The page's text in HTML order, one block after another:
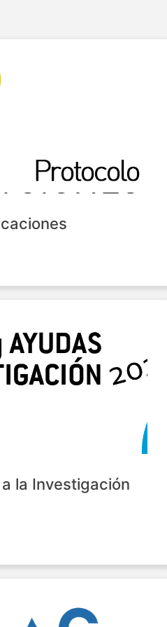
la Investigación